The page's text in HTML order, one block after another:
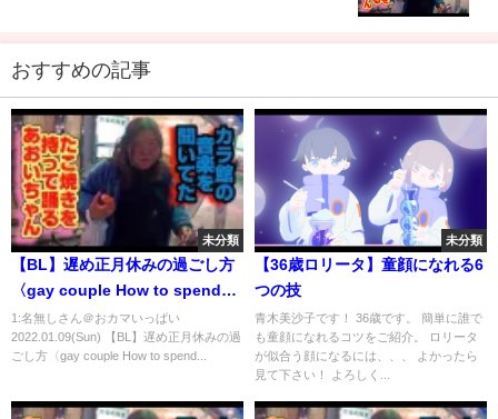
おすすめの記事
未分類
【BL】遅め正月休みの過ごし方
〈gay couple How to spend
the late New Year holidays〉
〈ゲイカップル〉
1:名無しさん＠おカマいっぱい
2022.01.09(Sun) 【BL】遅め正月休みの過
ごし方〈gay couple How to spend...
未分類
【36歳ロリータ】童顔になれる6
つの技
青木美沙子です！ 36歳です。 簡単に誰で
も童顔になれるコツをご紹介。 ロリータ
が似合う顔になるには、、、 よかったら
見て下さい！ よろしく...